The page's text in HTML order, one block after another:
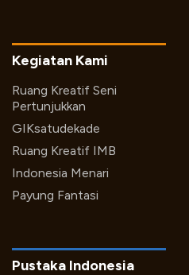
Kegiatan Kami
Ruang Kreatif Seni
Pertunjukkan
GIKsatudekade
Ruang Kreatif IMB
Indonesia Menari
Payung Fantasi
Pustaka Indonesia